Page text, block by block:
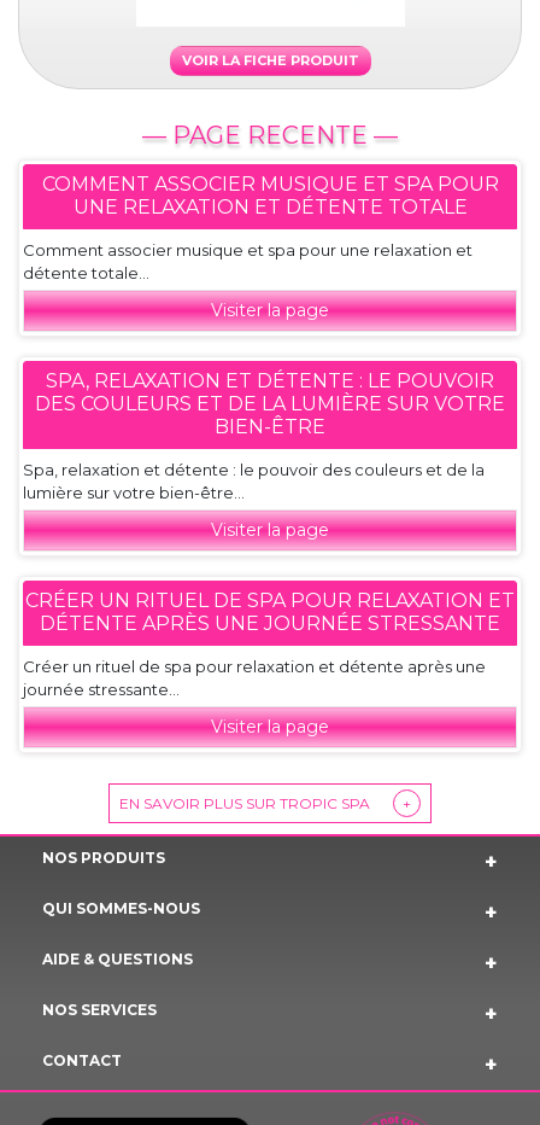
VOIR LA FICHE PRODUIT
— PAGE RECENTE —
COMMENT ASSOCIER MUSIQUE ET SPA POUR
UNE RELAXATION ET DÉTENTE TOTALE
Comment associer musique et spa pour une relaxation et
détente totale...
Visiter la page
SPA, RELAXATION ET DÉTENTE : LE POUVOIR
DES COULEURS ET DE LA LUMIÈRE SUR VOTRE
BIEN-ÊTRE
Spa, relaxation et détente : le pouvoir des couleurs et de la
lumière sur votre bien-être...
Visiter la page
CRÉER UN RITUEL DE SPA POUR RELAXATION ET
DÉTENTE APRÈS UNE JOURNÉE STRESSANTE
Créer un rituel de spa pour relaxation et détente après une
journée stressante...
Visiter la page
EN SAVOIR PLUS SUR TROPIC SPA +
NOS PRODUITS
QUI SOMMES-NOUS
AIDE & QUESTIONS
NOS SERVICES
CONTACT